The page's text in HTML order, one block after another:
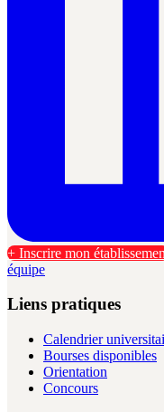
+ Inscrire mon
équipe
Liens pratiques
Calendrier
Bourses disponibles
Orientation
Concours